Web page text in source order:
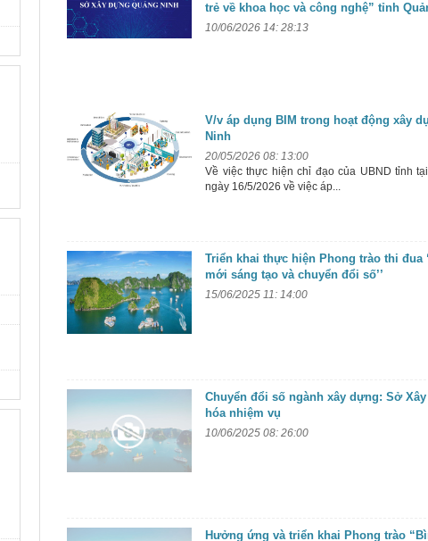
trẻ về khoa học và công nghệ” tỉnh
10/06/2026 14: 28:13
V/v áp dụng BIM trong hoạt động xây
Ninh
20/05/2026 08: 13:00
Về việc thực hiện chỉ đạo của UBND tỉnh
ngày 16/5/2026 về việc áp...
Triển khai thực hiện Phong trào thi đua
mới sáng tạo và chuyển đổi số’’
15/06/2025 11: 14:00
Chuyển đổi số ngành xây dựng: Sở
hóa nhiệm vụ
10/06/2025 08: 26:00
Hưởng ứng và triển khai Phong trào